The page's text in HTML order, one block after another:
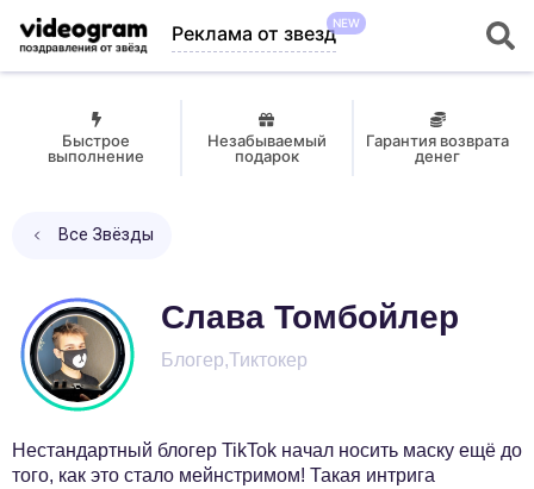
Реклама от звездNEW
Быстрое
выполнение
Незабываемый
подарок
Гарантия возврата
денег
Все Звёзды
Слава Томбойлер
Блогер,Тиктокер
Нестандартный блогер TikTok начал носить маску ещё до
того, как это стало мейнстримом! Такая интрига